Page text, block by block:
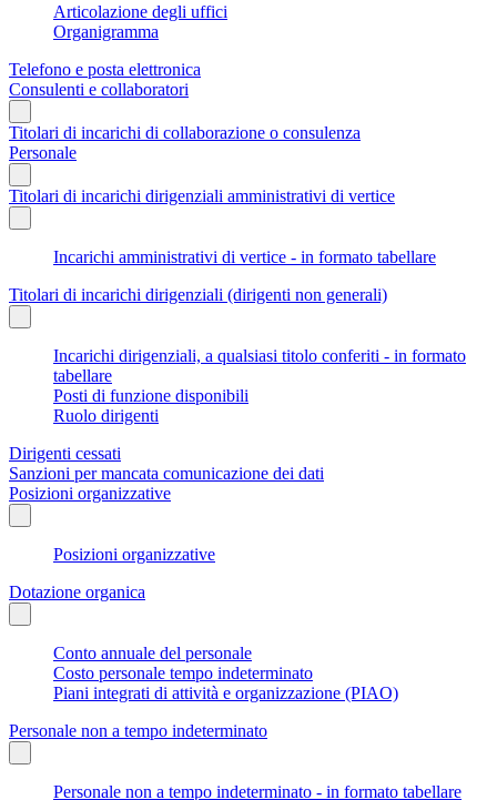
Articolazione degli uffici
Organigramma
Telefono e posta elettronica
Consulenti e collaboratori
Titolari di incarichi di collaborazione o consulenza
Personale
Titolari di incarichi dirigenziali amministrativi di vertice
Incarichi amministrativi di vertice - in formato tabellare
Titolari di incarichi dirigenziali (dirigenti non generali)
Incarichi dirigenziali, a qualsiasi titolo conferiti - in formato
tabellare
Posti di funzione disponibili
Ruolo dirigenti
Dirigenti cessati
Sanzioni per mancata comunicazione dei dati
Posizioni organizzative
Posizioni organizzative
Dotazione organica
Conto annuale del personale
Costo personale tempo indeterminato
Piani integrati di attività e organizzazione (PIAO)
Personale non a tempo indeterminato
Personale non a tempo indeterminato - in formato tabellare